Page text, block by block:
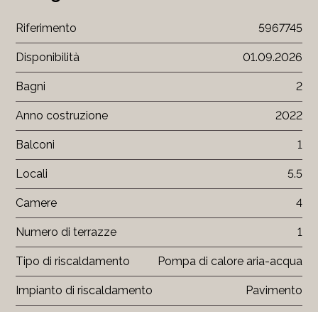
Riferimento 5967745
Disponibilità 01.09.2026
Bagni 2
Anno costruzione 2022
Balconi 1
Locali 5.5
Camere 4
Numero di terrazze 1
Tipo di riscaldamento Pompa di calore aria-acqua
Impianto di riscaldamento Pavimento